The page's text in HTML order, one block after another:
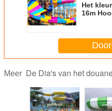
Het
16m
Meer De Dia's van het